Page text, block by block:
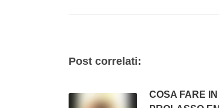
Post correlati:
COSA FARE IN